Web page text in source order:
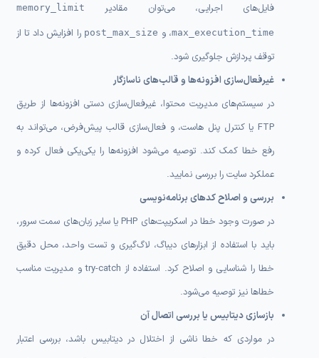
فایل‌های اجرایی، می‌توان مقادیر
memory_limit
،max_execution_time وpost_max_sizeرا افزایش داد تا از
توقف پردازش جلوگیری شود.
غیرفعال‌سازی افزونه‌ها و قالب‌های ناسازگار
در سیستم‌های مدیریت محتوا، غیرفعال‌سازی دستی افزونه‌ها از طریق
FTP یا کنترل پنل هاست، و فعال‌سازی قالب پیش‌فرض، می‌تواند به
رفع خطا کمک کند. توصیه می‌شود افزونه‌ها را یکی‌یکی فعال کرده و
عملکرد سایت را بررسی نمایید.
بررسی و اصلاح کدهای برنامه‌نویسی
در صورت وجود خطا در اسکریپت‌های PHP یا سایر زبان‌های سمت سرور،
باید با استفاده از ابزارهای دیباگ، لاگ‌گیری و تست واحد، محل دقیق
خطا را شناسایی و اصلاح کرد. استفاده از try-catch و مدیریت مناسب
خطاها نیز توصیه می‌شود.
بازسازی دیتابیس یا بررسی اتصال آن
در مواردی که خطا ناشی از اختلال در دیتابیس باشد، بررسی اعتبار